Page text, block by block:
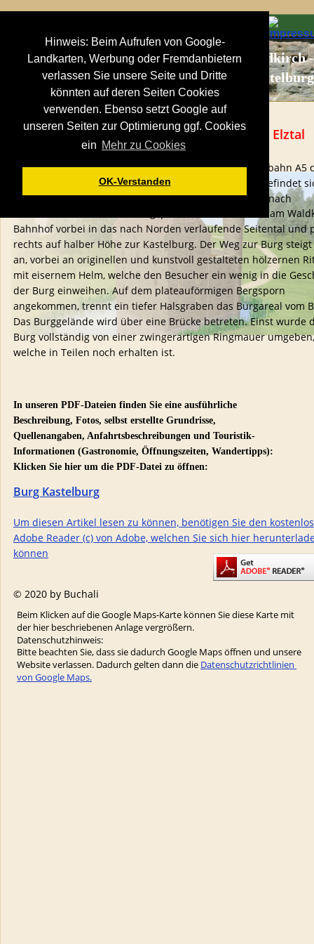
Hinweis: Beim Aufrufen von Google-
Landkarten, Werbung oder Fremdanbietern
verlassen Sie unsere Seite und Dritte
könnten auf deren Seiten Cookies
verwenden. Ebenso setzt Google auf
unseren Seiten zur Optimierung ggf. Cookies
ein Mehr zu Cookies
OK-Verstanden
Kastelburg- Mächtiger Bergfried über dem Elztal
Über die Bundestrasse 294 erreicht man von der Autobahn A5
Ort Waldkirch im Elztal. Auf halber Höhe des Berges befindet
der Nordwestseite die Ruine über dem Ort auf einem nach
Südwesten verlaufenden Bergsporn. Besucher fahren am
Bahnhof vorbei in das nach Norden verlaufende Seitental und
rechts auf halber Höhe zur Kastelburg. Der Weg zur Burg
an, vorbei an originellen und kunstvoll gestalteten hölzernen
mit eisernem Helm, welche den Besucher ein wenig in die
der Burg einweihen. Auf dem plateauförmigen Bergsporn
angekommen, trennt ein tiefer Halsgraben das Burgareal vom
Das Burggelände wird über eine Brücke betreten. Einst wurde
Burg vollständig von einer zwingerartigen Ringmauer
welche in Teilen noch erhalten ist.
In unseren PDF-Dateien finden Sie eine ausführliche
Beschreibung, Fotos, selbst erstellte Grundrisse,
Quellenangaben, Anfahrtsbeschreibungen und Touristik-
Informationen (Gastronomie, Öffnungszeiten, Wandertipps):
Klicken Sie hier um die PDF-Datei zu öffnen:
Burg Kastelburg
Um diesen Artikel lesen zu können, benötigen Sie den
Adobe Reader (c) von Adobe, welchen Sie sich hier
können
© 2020 by Buchali
Waldkirch -
Burg Kastelburg
Beim Klicken auf die Google Maps-Karte können Sie diese Karte mit
der hier beschriebenen Anlage vergrößern.
Datenschutzhinweis:
Bitte beachten Sie, dass sie dadurch Google Maps öffnen und unsere
Website verlassen. Dadurch gelten dann die Datenschutzrichtlinien
von Google Maps.